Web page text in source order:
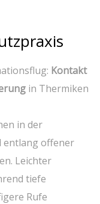
Kontakt
in Thermiken
in der
entlang ⁣offener
Leichter
tiefe
Rufe